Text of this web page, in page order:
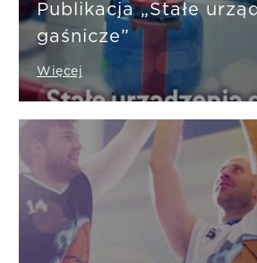
Publikacja „Stałe
gaśnicze”
Więcej